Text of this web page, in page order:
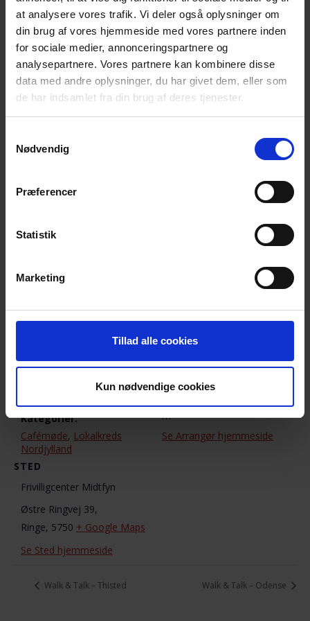
at analysere vores trafik. Vi deler også oplysninger om
din brug af vores hjemmeside med vores partnere inden
for sociale medier, annonceringspartnere og
analysepartnere. Vores partnere kan kombinere disse
data med andre oplysninger, du har givet dem, eller som
de har indsamlet fra din brug af deres tjenester.
Nødvendig
Præferencer
Statistik
Marketing
Tillad alle cookies
Kun nødvendige cookies
med andre i en lignende situation som dig.
Du får mulighed for et varmt, uformelt samvær i
et forum, hvor selvmord ikke er tabu.
Du er altid velkommen til at tage en ven med, hvis
du har behov for det.
Nærmere oplysninger om ovenstående fås hos:
Tidspunkt:
Begivenhed
Kategorier:
Cafémøde, Lokalkreds
Nordjylland
STED
Frivilligcenter Midtfyn
Østre Ringvej 39,
Ringe, 5750 + Google Maps
Se Sted hjemmeside
Telefon
2045 9669
E-mail
m
Se Arrangør hjemmeside
Walk & Talk – Thisted Walk & Talk – Odense